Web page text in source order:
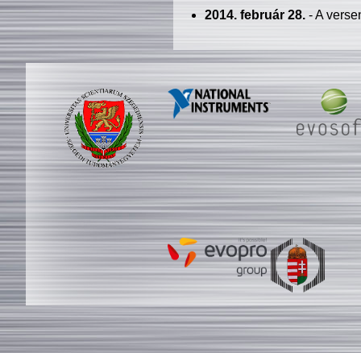
2014. február 28.- A